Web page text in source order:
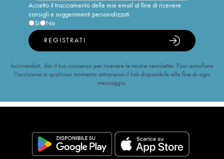
Accetto il tracciamento delle mie email al fine di ricevere
consigli e suggerimenti personalizzati
Sì
No
REGISTRATI
Iscrivendoti, dai il tuo consenso per ricevere le nostre newsletter. Puoi annullare
l’iscrizione in qualsiasi momento attraverso il link disponibile alla fine di ogni
messaggio.